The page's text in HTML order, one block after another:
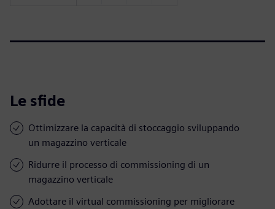
Le sfide
Ottimizzare la capacità di stoccaggio sviluppando
un magazzino verticale
Ridurre il processo di commissioning di un
magazzino verticale
Adottare il virtual commissioning per migliorare